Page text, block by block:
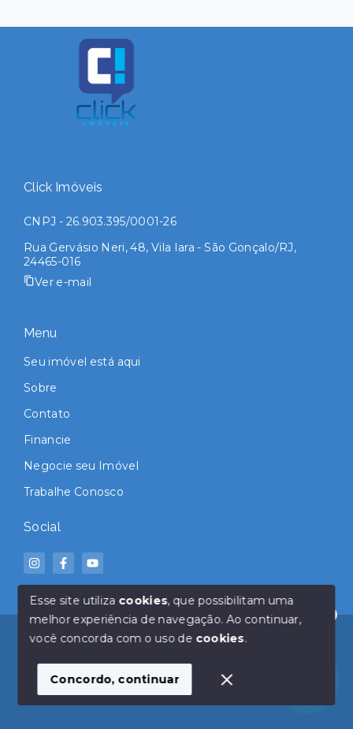
Olá! Estamos disponíveis para te ajudar.
Click Imóveis
CNPJ - 26.903.395/0001-26
Rua Gervásio Neri, 48, Vila Iara - São Gonçalo/RJ,
24465-016
Ver e-mail
Menu
Seu imóvel está aqui
Sobre
Contato
Financie
Negocie seu Imóvel
Trabalhe Conosco
Social
© Copyright 2026 - Click Imóveis - Todos os direitos
SITE PARA IMOBILIARIA
Esse site utiliza cookies, que possibilitam uma
melhor experiência de navegação.Ao continuar,
você concorda com o uso de cookies.
Concordo, continuar